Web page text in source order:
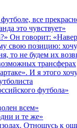
все
это чувствует»
Он говорит:
свою позицию:
то не будем их
трансферах
И я этого
футбола»
всем»
и те же»
Отношусь к